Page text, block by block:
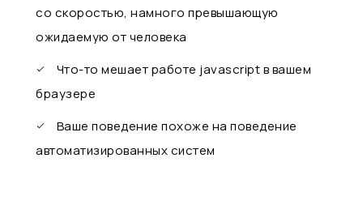
со скоростью, намного превышающую
ожидаемую от человека
Что-то мешает работе javascript в вашем
браузере
Ваше поведение похоже на поведение
автоматизированных систем